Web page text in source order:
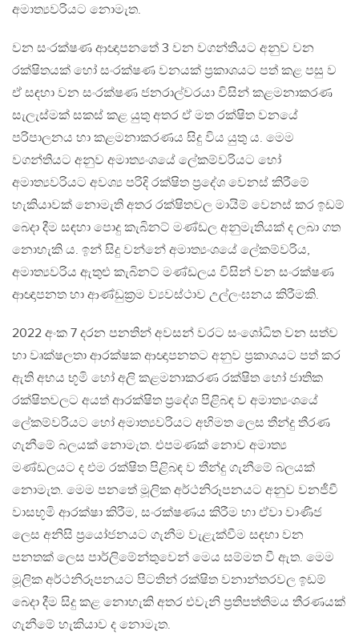
අමාත්‍යවරියට නොමැත.
වන සංරක්ෂණ ආඥාපනතේ 3 වන වගන්තියට අනුව වන
රක්ෂිතයක් හෝ සංරක්ෂණ වනයක් ප්‍රකාශයට පත් කළ පසු ව
ඒ සඳහා වන සංරක්ෂණ ජනරාල්වරයා විසින් කළමනාකරණ
සැලැස්මක් සකස් කළ යුතු අතර ඒ මත රක්ෂිත වනයේ
පරිපාලනය හා කළමනාකරණය සිදු විය යුතු ය. මෙම
වගන්තියට අනුව අමාත්‍යංශයේ ලේකම්වරියට හෝ
අමාත්‍යවරියට අවශ්‍ය පරිදි රක්ෂිත ප්‍රදේශ වෙනස් කිරීමේ
හැකියාවක් නොමැති අතර රක්ෂිතවල මායිම් වෙනස් කර ඉඩම්
බෙදා දීම සඳහා පොදු කැබිනට් මණ්ඩල අනුමැතියක් ද ලබා ගත
නොහැකි ය. ඉන් සිදු වන්නේ අමාත්‍යංශයේ ලේකම්වරිය,
අමාත්‍යවරිය ඇතුළු කැබිනට් මණ්ඩලය විසින් වන සංරක්ෂණ
ආඥාපනත හා ආණ්ඩුක්‍රම ව්‍යවස්ථාව උල්ලංඝනය කිරීමකි.
2022 අංක 7 දරන පනතින් අවසන් වරට සංශෝධිත වන සත්ව
හා වෘක්ෂලතා ආරක්ෂක ආඥාපනතට අනුව ප්‍රකාශයට පත් කර
ඇති අභය භූමි හෝ අලි කළමනාකරණ රක්ෂිත හෝ ජාතික
රක්ෂිතවලට අයත් ආරක්ෂිත ප්‍රදේශ පිළිබඳ ව අමාත්‍යංශයේ
ලේකම්වරියට හෝ අමාත්‍යවරියට අභිමත ලෙස තීන්දු තීරණ
ගැනීමේ බලයක් නොමැත. එපමණක් නොව අමාත්‍ය
මණ්ඩලයට ද එම රක්ෂිත පිළිබඳ ව තීන්දු ගැනීමේ බලයක්
නොමැත. මෙම පනතේ මූලික අර්ථනිරූපනයට අනුව වනජීවී
වාසභූමි ආරක්ෂා කිරීම, සංරක්ෂණය කිරීම හා ඒවා වාණිජ
ලෙස අනිසි ප්‍රයෝජනයට ගැනීම වැළැක්වීම සඳහා වන
පනතක් ලෙස පාර්ලිමේන්තුවෙන් මෙය සම්මත වී ඇත. මෙම
මූලික අර්ථනිරූපනයට පිටතින් රක්ෂිත වනාන්තරවල ඉඩම්
බෙදා දීම සිදු කළ නොහැකි අතර එවැනි ප්‍රතිපත්තිමය තීරණයක්
ගැනීමේ හැකියාව ද නොමැත.